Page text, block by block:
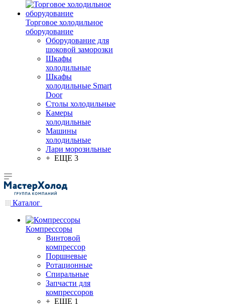
Торговое холодильное
оборудование
Оборудование для
шоковой заморозки
Шкафы
холодильные
Шкафы
холодильные Smart
Door
Столы холодильные
Камеры
холодильные
Машины
холодильные
Лари морозильные
+ ЕЩЕ 3
Каталог
Компрессоры
Винтовой
компрессор
Поршневые
Ротационные
Спиральные
Запчасти для
компрессоров
+ ЕЩЕ 1